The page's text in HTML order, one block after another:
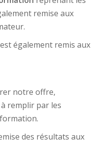
remise aux
est également remis aux
notre offre,
remplir par les
des résultats aux